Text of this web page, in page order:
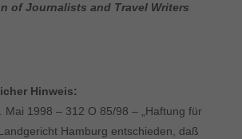
of Journalists and Travel Writers
Hinweis:
Mai 1998 – 312 O 85/98 – „Haftung für
Hamburg entschieden, daß